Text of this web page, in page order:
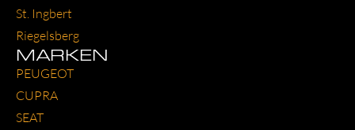
St. Ing­bert
Rie­gels­berg
MARKEN
PEU­GEOT
CUP­RA
SEAT